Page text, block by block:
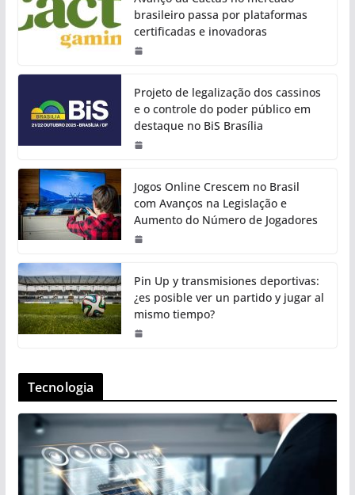
brasileiro passa por plataformas
certificadas e inovadoras
Projeto de legalização dos cassinos
e o controle do poder público em
destaque no BiS Brasília
Jogos Online Crescem no Brasil
com Avanços na Legislação e
Aumento do Número de Jogadores
Pin Up y transmisiones deportivas:
¿es posible ver un partido y jugar al
mismo tiempo?
Tecnologia